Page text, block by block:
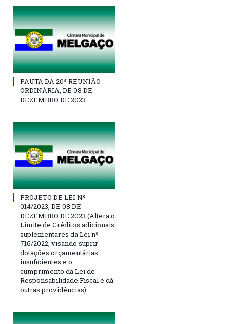
PAUTA DA 20ª REUNIÃO
ORDINÁRIA, DE 08 DE
DEZEMBRO DE 2023
PROJETO DE LEI Nº
014/2023, DE 08 DE
DEZEMBRO DE 2023 (Altera o
Limite de Créditos adicionais
suplementares da Lei nº
716/2022, visando suprir
dotações orçamentárias
insuficientes e o
cumprimento da Lei de
Responsabilidade Fiscal e dá
outras providências)